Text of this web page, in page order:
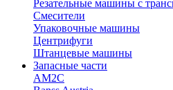
Резательные машины с
Смесители
Упаковочные машины
Центрифуги
Штанцевые машины
Запасные части
AM2C